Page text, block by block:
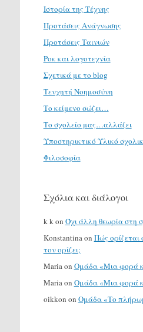
Ιστορία της Τέχνης
Προτάσεις Ανάγνωσης
Προτάσεις Ταινιών
Ροκ και λογοτεχνία
Σχετικά με το blog
Τενχητή Νοημοσύνη
Το κείμενο σώζει…
Το σχολείο μας…αλλάζει
Υποστηρικτικό Υλικό
Φιλοσοφία
Σχόλια και διάλογοι
k kon Όχι άλλη θεωρία στη
Konstantinaon Πώς ορίζεται
τον ορίζει;
Mariaon Ομάδα «Μια φορά
Mariaon Ομάδα «Μια φορά
oikkon on Ομάδα «Το